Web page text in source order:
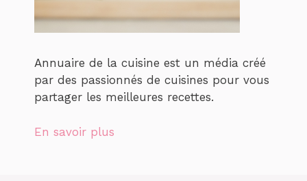
Annuaire de la cuisine est un média créé
par des passionnés de cuisines pour vous
partager les meilleures recettes.
En savoir plus